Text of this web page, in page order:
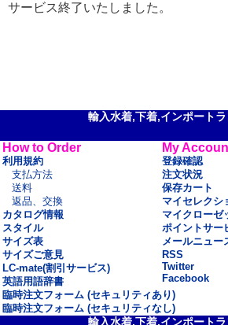
サービス終了いたしました。
輸入水着,下着,インポート
How to Order
利用規約
支払方法
送料
返品、交換
カタログ情報
スタイル
サイズ表
サイズご意見
LC-mate(割引サービス)
英語用語辞書
My
登録確認
注文状況
保存カート
マイセレクシ
マイクローゼ
ポイントサー
メールニュー
RSS
Twitter
Facebook
臨時注文フォーム (セキュリティあり)
臨時注文フォーム (セキュリティなし)
輸入水着,下着,インポート